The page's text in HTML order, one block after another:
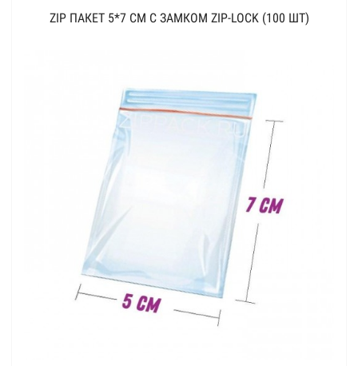
ZIP ПАКЕТ 5*7 СМ С ЗАМКОМ ZIP-LOCK (100 ШТ)